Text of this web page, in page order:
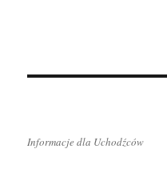
Informacje dla Uchodźców